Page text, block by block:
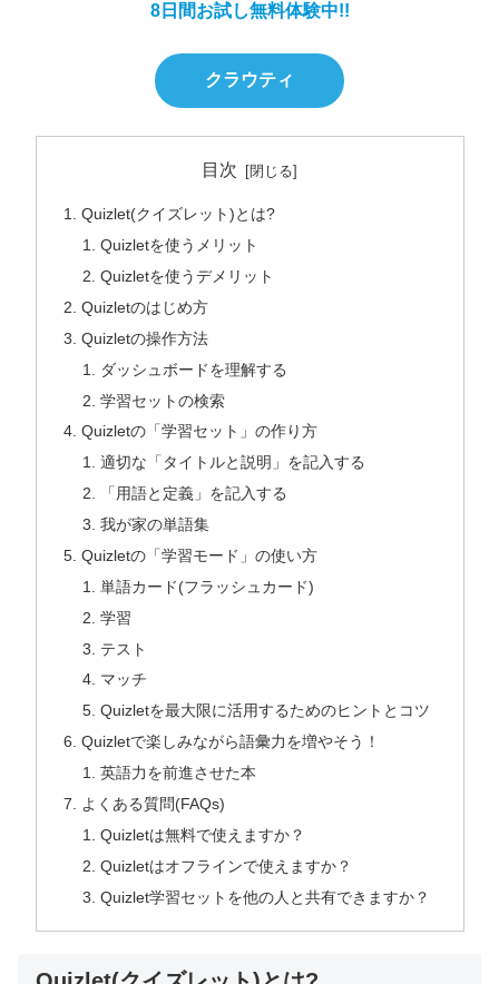
8日間お試し無料体験中!!
クラウティ
目次
Quizlet(クイズレット)とは?
Quizletを使うメリット
Quizletを使うデメリット
Quizletのはじめ方
Quizletの操作方法
ダッシュボードを理解する
学習セットの検索
Quizletの「学習セット」の作り方
適切な「タイトルと説明」を記入する
「用語と定義」を記入する
我が家の単語集
Quizletの「学習モード」の使い方
単語カード(フラッシュカード)
学習
テスト
マッチ
Quizletを最大限に活用するためのヒントとコツ
Quizletで楽しみながら語彙力を増やそう！
英語力を前進させた本
よくある質問(FAQs)
Quizletは無料で使えますか？
Quizletはオフラインで使えますか？
Quizlet学習セットを他の人と共有できますか？